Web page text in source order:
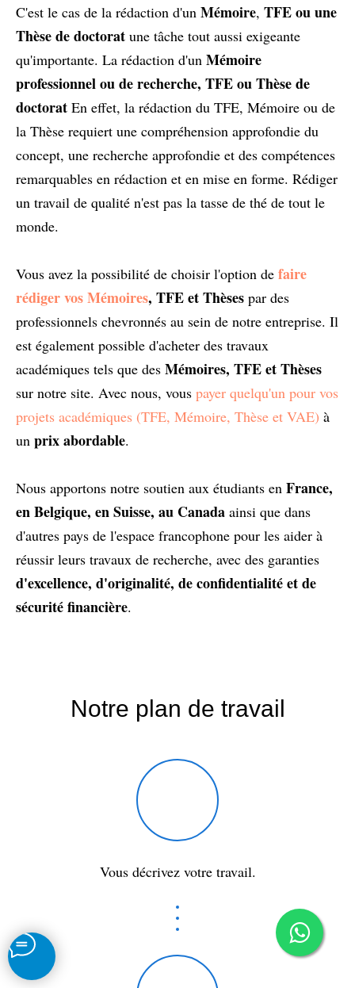
C'est le cas de la rédaction d'un Mémoire, TFE ou une
Thèse de doctorat une tâche tout aussi exigeante
qu'importante. La rédaction d'un Mémoire
professionnel ou de recherche, TFE ou Thèse de
doctorat En effet, la rédaction du TFE, Mémoire ou de
la Thèse requiert une compréhension approfondie du
concept, une recherche approfondie et des compétences
remarquables en rédaction et en mise en forme. Rédiger
un travail de qualité n'est pas la tasse de thé de tout le
monde.
Vous avez la possibilité de choisir l'option de faire
rédiger vos Mémoires, TFE et Thèses par des
professionnels chevronnés au sein de notre entreprise. Il
est également possible d'acheter des travaux
académiques tels que des Mémoires, TFE et Thèses
sur notre site. Avec nous, vous payer quelqu'un pour vos
projets académiques (TFE, Mémoire, Thèse et VAE) à
un prix abordable.
Nous apportons notre soutien aux étudiants en France,
en Belgique, en Suisse, au Canada ainsi que dans
d'autres pays de l'espace francophone pour les aider à
réussir leurs travaux de recherche, avec des garanties
d'excellence, d'originalité, de confidentialité et de
sécurité financière.
Notre plan de travail
Vous décrivez votre travail.